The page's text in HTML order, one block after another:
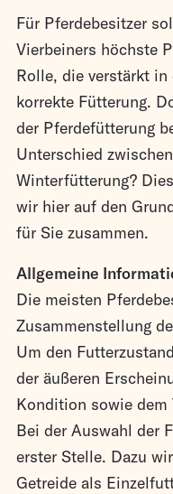
Für Pferdebesitzer
Vierbeiners höchste
Rolle, die verstärkt
korrekte Fütterung.
der Pferdefütterung
Unterschied
Winterfütterung?
wir hier auf den
für Sie zusammen.
Allgemeine
Die meisten
Zusammenstellung
Um den
der äußeren
Kondition sowie
Bei der Auswahl der
erster Stelle. Dazu
Getreide als